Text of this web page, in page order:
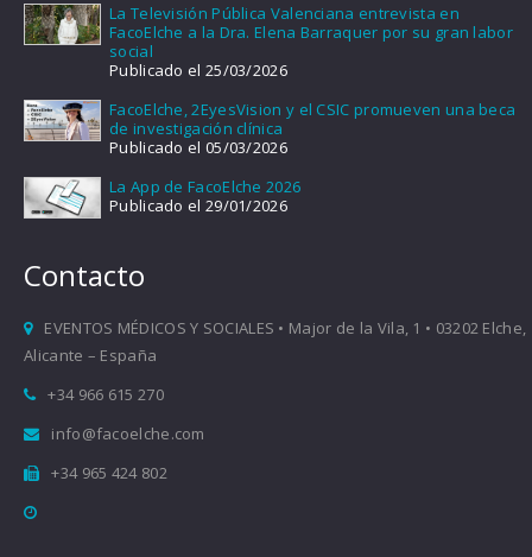
La Televisión Pública Valenciana entrevista en
FacoElche a la Dra. Elena Barraquer por su gran labor
social
Publicado el 25/03/2026
FacoElche, 2EyesVision y el CSIC promueven una beca
de investigación clínica
Publicado el 05/03/2026
La App de FacoElche 2026
Publicado el 29/01/2026
Contacto
EVENTOS MÉDICOS Y SOCIALES • Major de la Vila, 1 • 03202 Elche,
Alicante – España
+34 966 615 270
info@facoelche.com
+34 965 424 802